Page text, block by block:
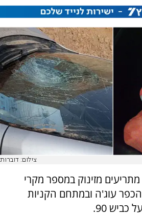
צילום: דוברות
מזינוק במספר מקרי
הכפר עוג'ה ובמתחם הקניות
90.